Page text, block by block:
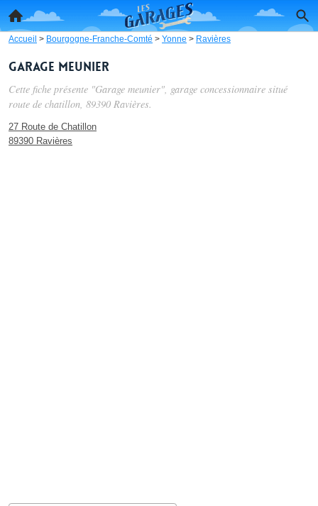
Accueil > Bourgogne-Franche-Comté > Yonne > Ravières
Garage meunier
Cette fiche présente "Garage meunier", garage concessionnaire situé
route de chatillon, 89390 Ravières.
27 Route de Chatillon
89390 Ravières